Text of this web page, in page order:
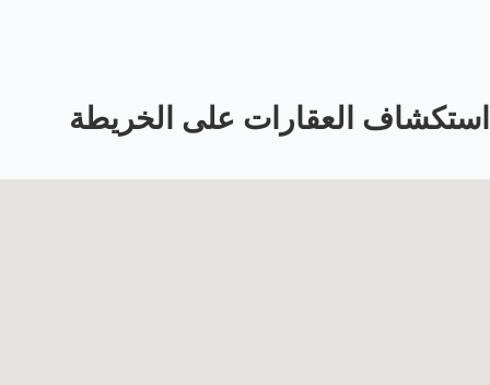
استكشاف العقارات على الخريطة